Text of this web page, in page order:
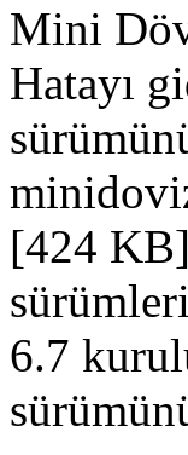
Mini
Hatayı
[424
6.7